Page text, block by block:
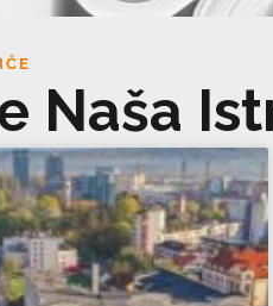
Naša